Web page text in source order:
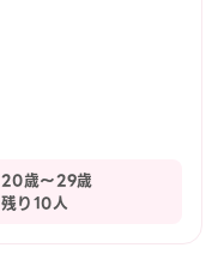
20歳〜29歳
残り10人